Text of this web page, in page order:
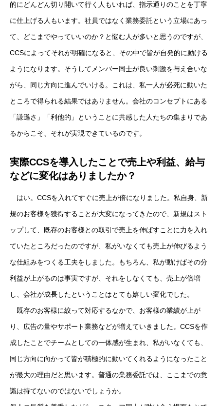
的にどんどん切り開いて行く人もいれば、指示通りのことを丁寧
に仕上げる人もいます。社員ではなく業務委託という立場にあっ
て、どこまでやっていいのか？と悩む人が多いと思うのですが、
CCSによってそれが明確になると、その中で皆が自発的に動ける
ようになります。そうしてメンバー同士が良い刺激を与え合いな
がら、同じ方向に進んでいける。これは、私一人が必死に動いた
ところで得られる結果ではありません。会社のコンセプトにある
「謙遜さ」「利他的」ということに共感した人たちの集まりであ
るからこそ、それが実現できているのです。
実際CCSを導入したことで売上や利益、給与
などに変化はありましたか？
はい。CCSを入れてすぐに売上が倍になりました。私自身、新
規のお客様を獲得することが大変になってきたので、新規はスト
ップして、既存のお客様との取引で売上を伸ばすことに力を入れ
ていたところだったのですが、私がいなくても売上が伸びるよう
な仕組みをつくる工夫をしました。もちろん、私が動けばその分
利益が上がるのは事実ですが、それをしなくても、売上が倍増
し、会社が成長したということはとても嬉しい変化でした。
既存のお客様に絞って対応するなかで、お客様の業績が上が
り、広告の量やサポート業務などが増えていきました。CCSを作
成したことでチームとしての一体感が生まれ、私がいなくても、
同じ方向に向かって皆が積極的に動いてくれるようになったこと
が最大の理由だと思います。普通の業務委託では、ここまでの意
識は持てないのではないでしょうか。